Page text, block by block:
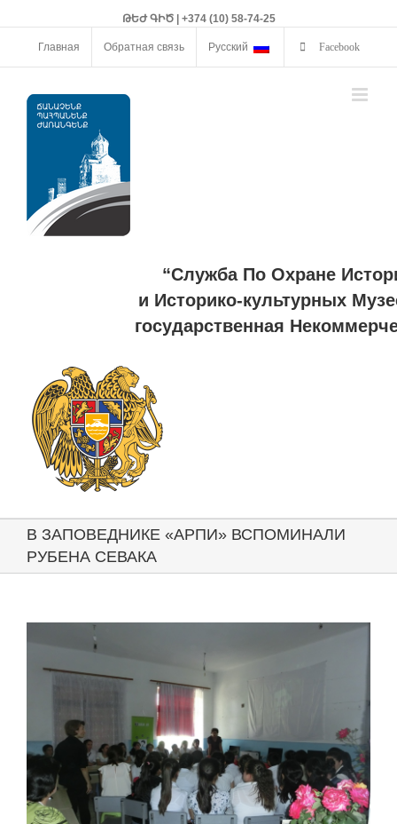
ԹԵԺ ԳԻԾ | +374 (10) 58-74-25
Главная Обратная связь Русский Facebook
“Служба По Охране
и Историко-культурных
государственная
В ЗАПОВЕДНИКЕ «АРПИ» ВСПОМИНАЛИ
РУБЕНА СЕВАКА